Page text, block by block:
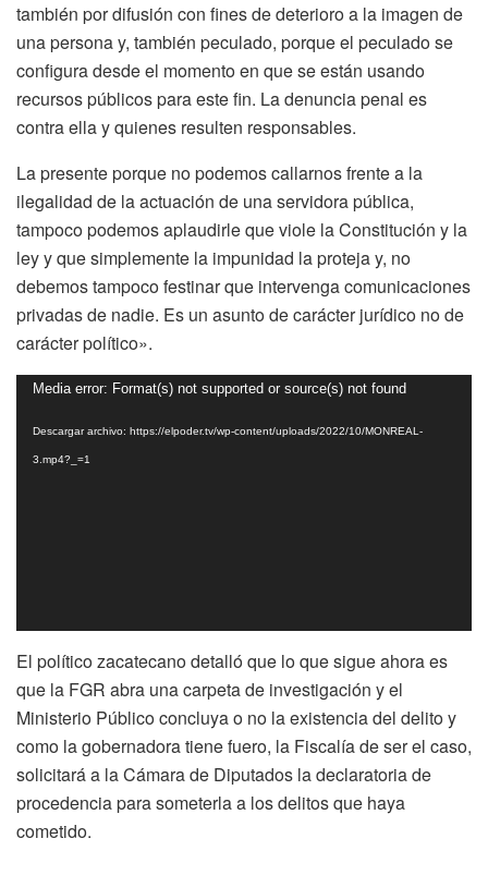
también por difusión con fines de deterioro a la imagen de
una persona y, también peculado, porque el peculado se
configura desde el momento en que se están usando
recursos públicos para este fin. La denuncia penal es
contra ella y quienes resulten responsables.
La presente porque no podemos callarnos frente a la
ilegalidad de la actuación de una servidora pública,
tampoco podemos aplaudirle que viole la Constitución y la
ley y que simplemente la impunidad la proteja y, no
debemos tampoco festinar que intervenga comunicaciones
privadas de nadie. Es un asunto de carácter jurídico no de
carácter político».
Reproductor
Media error: Format(s) not supported or source(s) not found
Descargar archivo: https://elpoder.tv/wp-content/uploads/2022/10/MONREAL-
3.mp4?_=1
El político zacatecano detalló que lo que sigue ahora es
que la FGR abra una carpeta de investigación y el
Ministerio Público concluya o no la existencia del delito y
como la gobernadora tiene fuero, la Fiscalía de ser el caso,
solicitará a la Cámara de Diputados la declaratoria de
procedencia para someterla a los delitos que haya
cometido.